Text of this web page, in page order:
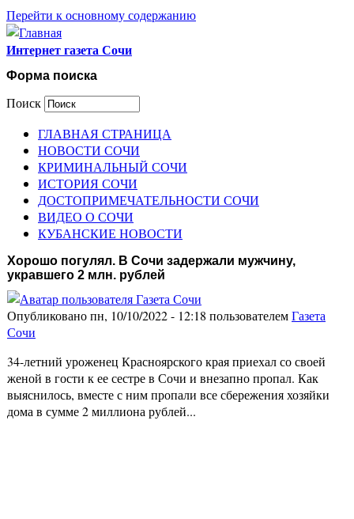
Перейти к основному содержанию
Интернет газета Сочи
Форма поиска
Поиск
ГЛАВНАЯ СТРАНИЦА
НОВОСТИ СОЧИ
КРИМИНАЛЬНЫЙ СОЧИ
ИСТОРИЯ СОЧИ
ДОСТОПРИМЕЧАТЕЛЬНОСТИ СОЧИ
ВИДЕО О СОЧИ
КУБАНСКИЕ НОВОСТИ
Хорошо погулял. В Сочи задержали мужчину,
укравшего 2 млн. рублей
Опубликовано пн, 10/10/2022 - 12:18 пользователемГазета
Сочи
34-летний уроженец Красноярского края приехал со своей
женой в гости к ее сестре в Сочи и внезапно пропал. Как
выяснилось, вместе с ним пропали все сбережения хозяйки
дома в сумме 2 миллиона рублей...